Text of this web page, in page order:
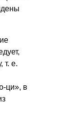
т. е.
ци», в